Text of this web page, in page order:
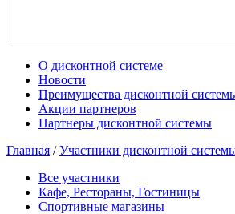
О дисконтной системе
Новости
Преимущества дисконтной
Акции партнеров
Партнеры дисконтной системы
Главная /Участники дисконтной
Все участники
Кафе, Рестораны, Гостиницы
Спортивные магазины